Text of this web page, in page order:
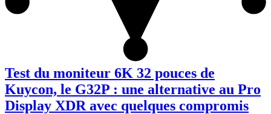
Test du moniteur 6K 32 pouces de
Kuycon, le G32P : une alternative au Pro
Display XDR avec quelques compromis